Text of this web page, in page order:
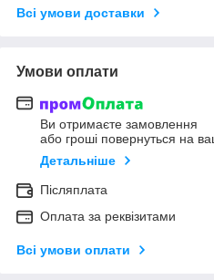
Всі умови доставки
Умови оплати
Ви отримаєте замовлення
або гроші повернуться на
Детальніше
Післяплата
Оплата за реквізитами
Всі умови оплати